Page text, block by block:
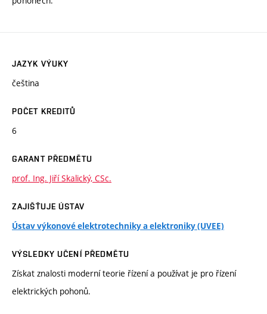
JAZYK VÝUKY
čeština
POČET KREDITŮ
6
GARANT PŘEDMĚTU
prof. Ing. Jiří Skalický, CSc.
ZAJIŠŤUJE ÚSTAV
Ústav výkonové elektrotechniky a elektroniky (UVEE)
VÝSLEDKY UČENÍ PŘEDMĚTU
Získat znalosti moderní teorie řízení a používat je pro řízení
elektrických pohonů.